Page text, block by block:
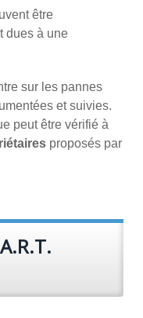
être
dues à une
sur les pannes
et suivies.
peut être vérifié à
proposés par